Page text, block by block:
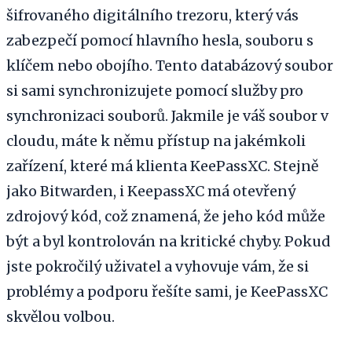
šifrovaného digitálního trezoru, který vás
zabezpečí pomocí hlavního hesla, souboru s
klíčem nebo obojího. Tento databázový soubor
si sami synchronizujete pomocí služby pro
synchronizaci souborů. Jakmile je váš soubor v
cloudu, máte k němu přístup na jakémkoli
zařízení, které má klienta KeePassXC. Stejně
jako Bitwarden, i KeepassXC má otevřený
zdrojový kód, což znamená, že jeho kód může
být a byl kontrolován na kritické chyby. Pokud
jste pokročilý uživatel a vyhovuje vám, že si
problémy a podporu řešíte sami, je KeePassXC
skvělou volbou.